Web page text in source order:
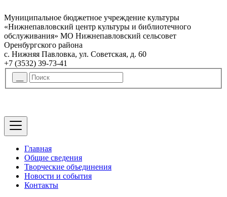
Муниципальное бюджетное учреждение культуры
«Нижнепавловский центр культуры и библиотечного
обслуживания» МО Нижнепавловский сельсовет
Оренбургского района
с. Нижняя Павловка, ул. Советская, д. 60
+7 (3532) 39-73-41
Главная
Общие сведения
Творческие объединения
Новости и события
Контакты